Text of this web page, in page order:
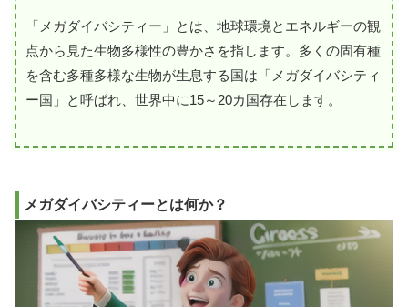
「メガダイバシティー」とは、地球環境とエネルギーの観
点から見た生物多様性の豊かさを指します。多くの固有種
を含む多種多様な生物が生息する国は「メガダイバシティ
ー国」と呼ばれ、世界中に15～20カ国存在します。
メガダイバシティーとは何か？